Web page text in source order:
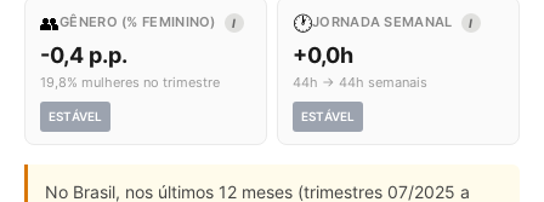
👥GÊNERO (% FEMININO) I
-0,4 p.p.
19,8% mulheres no trimestre
ESTÁVEL
🕐JORNADA SEMANAL I
+0,0h
44h → 44h semanais
ESTÁVEL
No Brasil, nos últimos 12 meses (trimestres 07/2025 a